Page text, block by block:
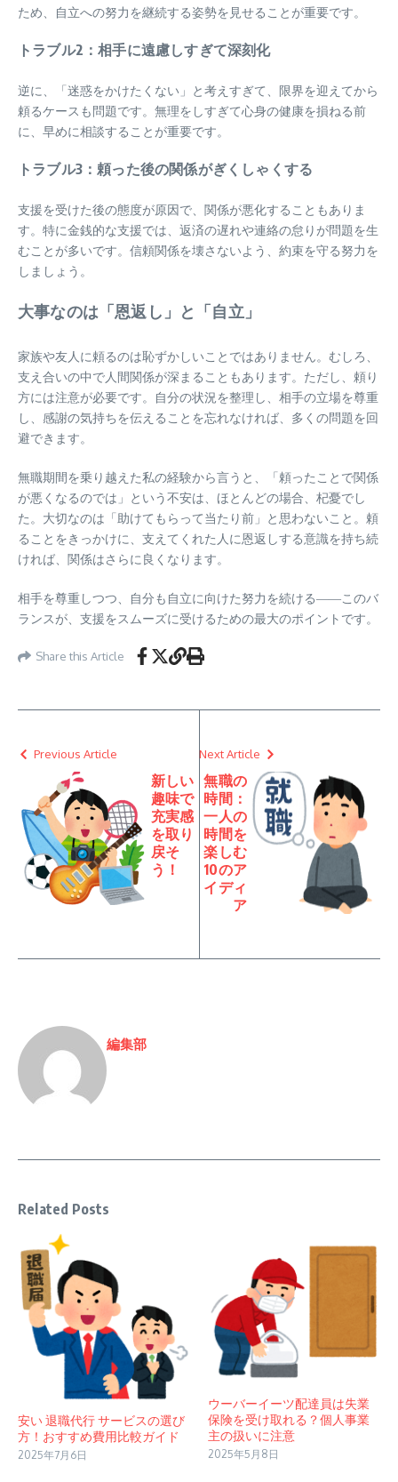
ため、自立への努力を継続する姿勢を見せることが重要です。
トラブル2：相手に遠慮しすぎて深刻化
逆に、「迷惑をかけたくない」と考えすぎて、限界を迎えてから
頼るケースも問題です。無理をしすぎて心身の健康を損ねる前
に、早めに相談することが重要です。
トラブル3：頼った後の関係がぎくしゃくする
支援を受けた後の態度が原因で、関係が悪化することもありま
す。特に金銭的な支援では、返済の遅れや連絡の怠りが問題を生
むことが多いです。信頼関係を壊さないよう、約束を守る努力を
しましょう。
大事なのは「恩返し」と「自立」
家族や友人に頼るのは恥ずかしいことではありません。むしろ、
支え合いの中で人間関係が深まることもあります。ただし、頼り
方には注意が必要です。自分の状況を整理し、相手の立場を尊重
し、感謝の気持ちを伝えることを忘れなければ、多くの問題を回
避できます。
無職期間を乗り越えた私の経験から言うと、「頼ったことで関係
が悪くなるのでは」という不安は、ほとんどの場合、杞憂でし
た。大切なのは「助けてもらって当たり前」と思わないこと。頼
ることをきっかけに、支えてくれた人に恩返しする意識を持ち続
ければ、関係はさらに良くなります。
相手を尊重しつつ、自分も自立に向けた努力を続ける――このバ
ランスが、支援をスムーズに受けるための最大のポイントです。
Share this Article
Previous Article
新しい
趣味で
充実感
を取り
戻そ
う！
Next Article
無職の
時間：
一人の
時間を
楽しむ
10のア
イディ
ア
編集部
Related Posts
安い 退職代行 サービスの選び
方！おすすめ費用比較ガイド
2025年7月6日
ウーバーイーツ配達員は失業
保険を受け取れる？個人事業
主の扱いに注意
2025年5月8日